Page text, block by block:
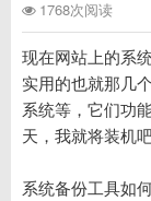
1768次阅读
现在网站上的系
实用的也就那几
系统等，它们功
天，我就将装机
系统备份工具如